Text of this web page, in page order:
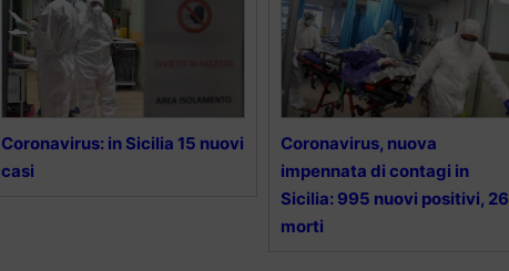
Coronavirus: in Sicilia 15 nuovi
casi
Coronavirus, nuova
impennata di contagi in
Sicilia: 995 nuovi positivi, 26
morti